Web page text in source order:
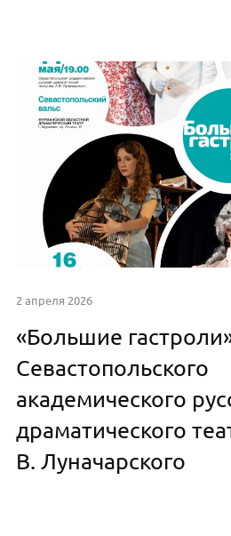
2 апреля 2026
«Большие
Севастопольского
академического
драматического
В. Луначарского